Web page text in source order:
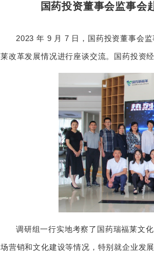
国药投资董事会监事会
2023 年 9 月 7 日，国药投资董事会
莱改革发展情况进行座谈交流。国药投资
调研组一行实地考察了国药瑞福莱文
场营销和文化建设等情况，特别就企业发